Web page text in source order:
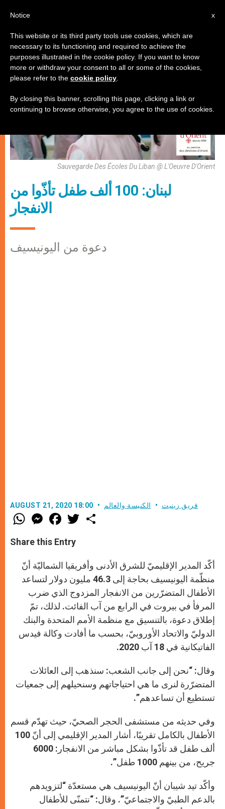
الكنيسة والعالم
Sauvegarde Des Écoles Du Liban @ L'Oeuvre D'Orient
لبنان: 100 ألف طفل تأذّوا من
الانفجار
دعوة من اليونيسيف
AUGUST 21, 2020 18:00 فريق زينيت الكنيسة والعالم
W
h
t
s
p
p
M
e
s
e
e
r
F
a
e
b
o
k
w
r
Share this Entry
أكّد المدير الإقليميّ للشرق الأدنى وأفريقيا الشماليّة أنّ
منظّمة اليونيسيف بحاجة إلى 46.3 مليون دولار لتساعد
الأطفال المتضرّرين من الانفجار المزدوج الذي ضرب
المرفأ في بيروت في الرابع من آب الفائت. لذلك، تمّ
إطلاق دعوة، بالتنسيق مع منظمة الأمم المتحدة والبنك
الدوليّ والاتحاد الأوروبيّ، بحسب ما أفادت وكالة فيدس
الفاتيكانية في 18 آب 2020.
وقال: “نحن إلى جانب الشعب: سنذهب إلى العائلات
المتضرّرة لنرى ما هي احتياجاتهم وسنحيلهم إلى جمعيات
تستطيع أن تساعدهم”.
وفي حديثه من مستشفى الحجر الصحيّ، حيث تهدّم قسم
الأطفال بالكامل تقريبًا، أشار المدير الإقليمي إلى أنّ 100
ألف طفل قد تأذّوا بشكل مباشر من الانفجار: 6000
جريح، من بينهم 1000 طفل”.
وأكّد تيد شيبان أنّ اليونيسيف هي مستعدّة “لتزويدهم
بالدعم الطبيّ والاجتماعيّ”. وقال: “نتمنّى للأطفال
x
Notice
This website or its third party tools use cookies, which are
necessary to its functioning and required to achieve the
purposes illustrated in the cookie policy. If you want to know
more or withdraw your consent to all or some of the cookies,
please refer to the cookie policy
By closing this banner, scrolling this page, clicking a link or
continuing to browse otherwise, you agree to the use of cookies.